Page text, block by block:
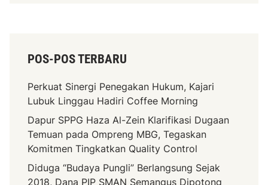
POS-POS TERBARU
Perkuat Sinergi Penegakan Hukum, Kajari
Lubuk Linggau Hadiri Coffee Morning
Dapur SPPG Haza Al-Zein Klarifikasi Dugaan
Temuan pada Ompreng MBG, Tegaskan
Komitmen Tingkatkan Quality Control
Diduga “Budaya Pungli” Berlangsung Sejak
2018, Dana PIP SMAN Semangus Dipotong